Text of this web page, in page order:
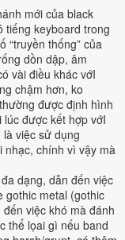
mới của black
tiếng keyboard trong
“truyền thống” của
dồn dập, âm
vài điều khác vớI
chậm hơn, ko
được định hình
được kết hợp vớI
việc sử dụng
nhạc, chính vì vậy mà
dạng, dẫn đến việc
gothic metal (gothic
việc khó mà đánh
thể lọai gì nếu band